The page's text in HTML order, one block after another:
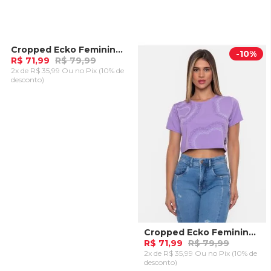
-10%
Cropped Ecko Feminina Liliu Preta
R$ 71,99 R$ 79,99
2x de R$ 35,99 Ou no Pix (10% de
desconto)
-10%
Cropped Ecko Feminina Liliu Lilás
R$ 71,99 R$ 79,99
2x de R$ 35,99 Ou no Pix (10% de
desconto)